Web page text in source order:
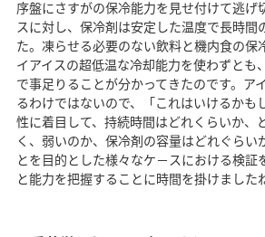
序盤にさすがの保冷能力を見せ付けて逃げ
スに対し、保冷剤は安定した温度で長時間
た。凍らせる必要のない飲料と機内食の保
イアイスの超低温な冷却能力を使わずとも
で事足りることが分かってきたのです。ア
るわけではないので、「これはいけるかも
性に着目して、持続時間はどれくらいか、
く、弱いのか、保冷剤の容量はどれぐらい
とを目的とした様々なケ－スにおける検証
と能力を把握することに時間を掛けました